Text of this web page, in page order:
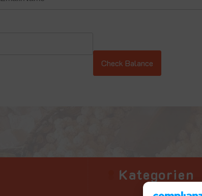
Kategorien